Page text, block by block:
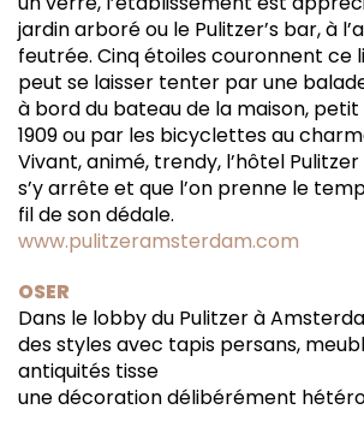
jardin arboré ou le Pulitzer’s bar, à
feutrée. Cinq étoiles couronnent ce
peut se laisser tenter par une
à bord du bateau de la maison, petit
1909 ou par les bicyclettes au
Vivant, animé, trendy, l’hôtel
s’y arrête et que l’on prenne le
fil de son dédale.
www.pulitzeramsterdam.com
OSER
Dans le lobby du Pulitzer à
des styles avec tapis persans,
antiquités tisse
une décoration délibérément